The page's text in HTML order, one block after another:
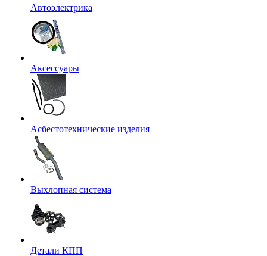
Автоэлектрика
Аксессуары
Асбестотехнические изделия
Выхлопная система
Детали КПП